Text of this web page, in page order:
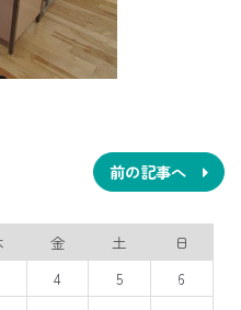
前の記事へ
金 土
日
4 5
6